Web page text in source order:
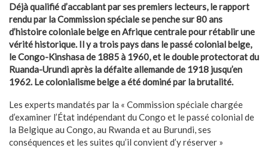
Déjà qualifié d’accablant par ses premiers lecteurs, le rapport
rendu par la Commission spéciale se penche sur 80 ans
d’histoire coloniale belge en Afrique centrale pour rétablir une
vérité historique. Il y a trois pays dans le passé colonial belge,
le Congo-Kinshasa de 1885 à 1960, et le double protectorat du
Ruanda-Urundi après la défaite allemande de 1918 jusqu’en
1962. Le colonialisme belge a été dominé par la brutalité.
Les experts mandatés par la « Commission spéciale chargée
d’examiner l’État indépendant du Congo et le passé colonial de
la Belgique au Congo, au Rwanda et au Burundi, ses
conséquences et les suites qu’il convient d’y réserver »